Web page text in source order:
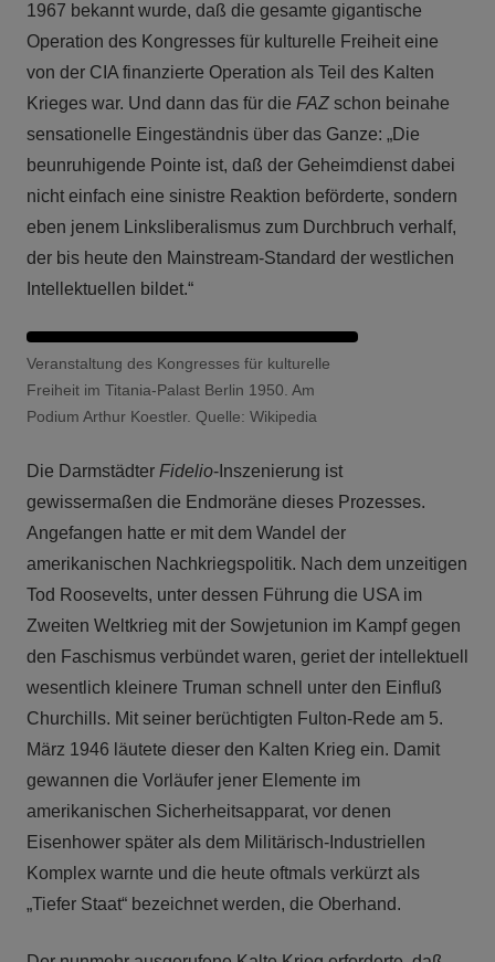
1967 bekannt wurde, daß die gesamte gigantische
Operation des Kongresses für kulturelle Freiheit eine
von der CIA finanzierte Operation als Teil des Kalten
Krieges war. Und dann das für die FAZ schon beinahe
sensationelle Eingeständnis über das Ganze: „Die
beunruhigende Pointe ist, daß der Geheimdienst dabei
nicht einfach eine sinistre Reaktion beförderte, sondern
eben jenem Linksliberalismus zum Durchbruch verhalf,
der bis heute den Mainstream-Standard der westlichen
Intellektuellen bildet.“
Veranstaltung des Kongresses für kulturelle
Freiheit im Titania-Palast Berlin 1950. Am
Podium Arthur Koestler. Quelle: Wikipedia
Die Darmstädter Fidelio-Inszenierung ist
gewissermaßen die Endmoräne dieses Prozesses.
Angefangen hatte er mit dem Wandel der
amerikanischen Nachkriegspolitik. Nach dem unzeitigen
Tod Roosevelts, unter dessen Führung die USA im
Zweiten Weltkrieg mit der Sowjetunion im Kampf gegen
den Faschismus verbündet waren, geriet der intellektuell
wesentlich kleinere Truman schnell unter den Einfluß
Churchills. Mit seiner berüchtigten Fulton-Rede am 5.
März 1946 läutete dieser den Kalten Krieg ein. Damit
gewannen die Vorläufer jener Elemente im
amerikanischen Sicherheitsapparat, vor denen
Eisenhower später als dem Militärisch-Industriellen
Komplex warnte und die heute oftmals verkürzt als
„Tiefer Staat“ bezeichnet werden, die Oberhand.